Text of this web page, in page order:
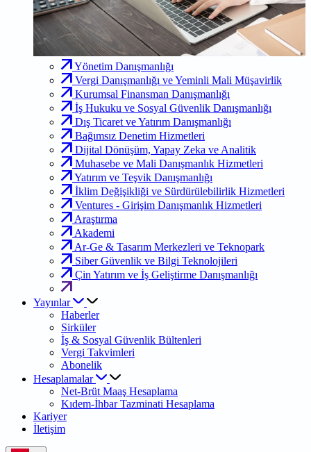
Yönetim Danışmanlığı
Vergi Danışmanlığı ve Yeminli Mali Müşavirlik
Kurumsal Finansman Danışmanlığı
İş Hukuku ve Sosyal Güvenlik Danışmanlığı
Dış Ticaret ve Yatırım Danışmanlığı
Bağımsız Denetim Hizmetleri
Dijital Dönüşüm, Yapay Zeka ve Analitik
Muhasebe ve Mali Danışmanlık Hizmetleri
Yatırım ve Teşvik Danışmanlığı
İklim Değişikliği ve Sürdürülebilirlik Hizmetleri
Ventures - Girişim Danışmanlık Hizmetleri
Araştırma
Akademi
Ar-Ge & Tasarım Merkezleri ve Teknopark
Siber Güvenlik ve Bilgi Teknolojileri
Çin Yatırım ve İş Geliştirme Danışmanlığı
Yayınlar
Haberler
Sirküler
İş & Sosyal Güvenlik Bültenleri
Vergi Takvimleri
Abonelik
Hesaplamalar
Net-Brüt Maaş Hesaplama
Kıdem-İhbar Tazminati Hesaplama
Kariyer
İletişim